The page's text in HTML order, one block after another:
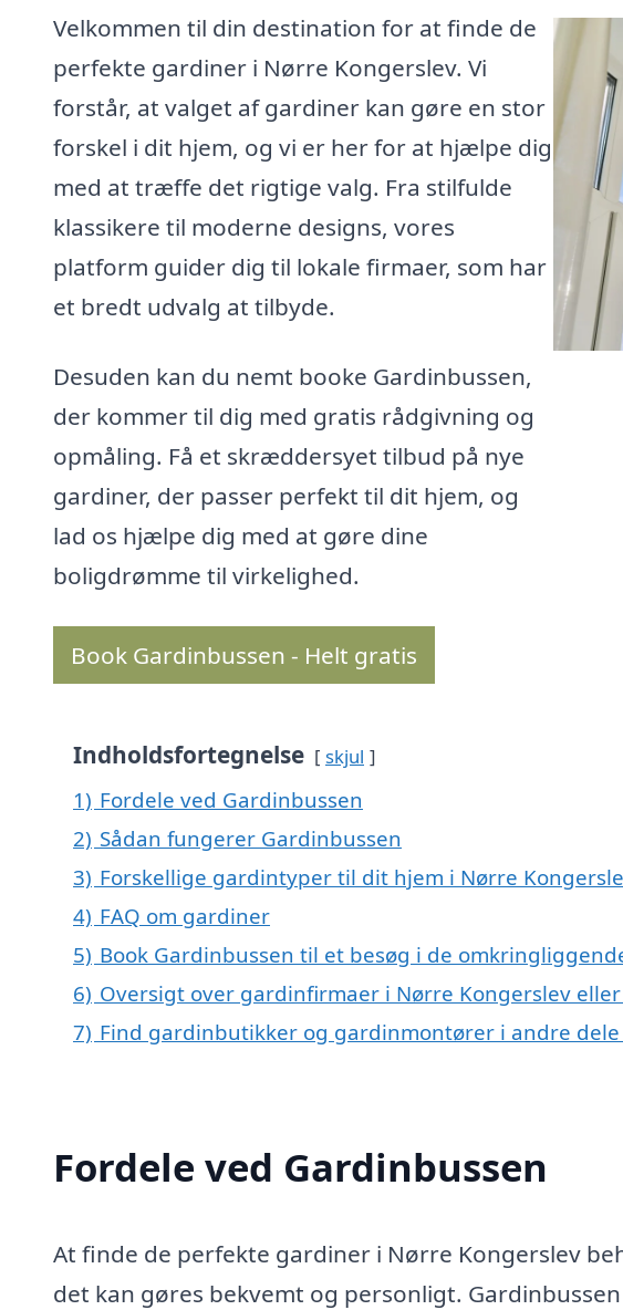
Velkommen til din destination for at finde de
perfekte gardiner i Nørre Kongerslev. Vi
forstår, at valget af gardiner kan gøre en stor
forskel i dit hjem, og vi er her for at hjælpe dig
med at træffe det rigtige valg. Fra stilfulde
klassikere til moderne designs, vores
platform guider dig til lokale firmaer, som har
et bredt udvalg at tilbyde.
Desuden kan du nemt booke Gardinbussen,
der kommer til dig med gratis rådgivning og
opmåling. Få et skræddersyet tilbud på nye
gardiner, der passer perfekt til dit hjem, og
lad os hjælpe dig med at gøre dine
boligdrømme til virkelighed.
Book Gardinbussen - Helt gratis
Indholdsfortegnelse skjul
1) Fordele ved Gardinbussen
2) Sådan fungerer Gardinbussen
3) Forskellige gardintyper til dit hjem i Nørre
4) FAQ om gardiner
5) Book Gardinbussen til et besøg i de
6) Oversigt over gardinfirmaer i Nørre Kongerslev
7) Find gardinbutikker og gardinmontører i andre
Fordele ved Gardinbussen
At finde de perfekte gardiner i Nørre Kongerslev
det kan gøres bekvemt og personligt.